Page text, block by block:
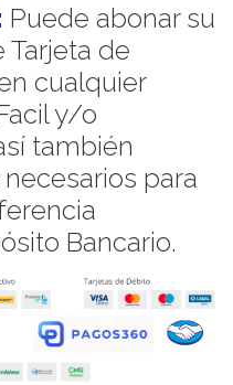
Puede abonar su
de
cualquier
y/o
también
para
Bancario.